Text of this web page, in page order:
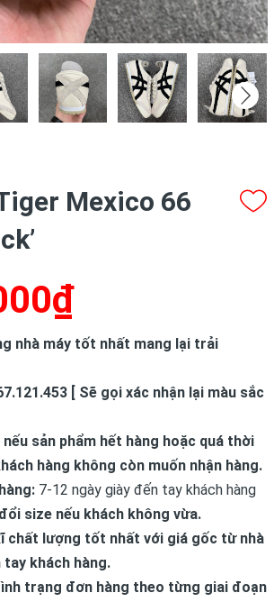
Mexico 66
nhà máy tốt nhất mang lại trải
[ Sẽ gọi xác nhận lại màu sắc
nếu sản phẩm hết hàng hoặc quá thời
hàng không còn muốn nhận hàng.
7-12 ngày giày đến tay khách hàng
size nếu khách không vừa.
chất lượng tốt nhất với giá gốc từ nhà
khách hàng.
trạng đơn hàng theo từng giai đoạn